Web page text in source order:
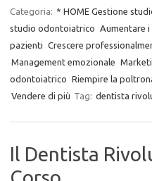
Categoria: * HOME Gestione
studio odontoiatrico Aumentare
pazienti Crescere
Management emozionale
odontoiatrico Riempire la
Vendere di più Tag: dentista
Il Dentista